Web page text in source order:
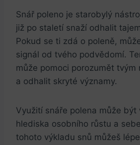
Snář poleno je starobylý
již po staletí snaží odhalit
Pokud se ti zdá o poleně,
signál od tvého podvědomí.
může pomoci porozumět tvým
a odhalit skryté významy.
Využití snáře polena může být
hlediska osobního růstu a
tohoto výkladu snů můžeš